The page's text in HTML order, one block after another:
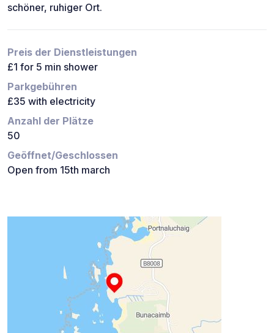
schöner, ruhiger Ort.
Preis der Dienstleistungen
£1 for 5 min shower
Parkgebühren
£35 with electricity
Anzahl der Plätze
50
Geöffnet/Geschlossen
Open from 15th march